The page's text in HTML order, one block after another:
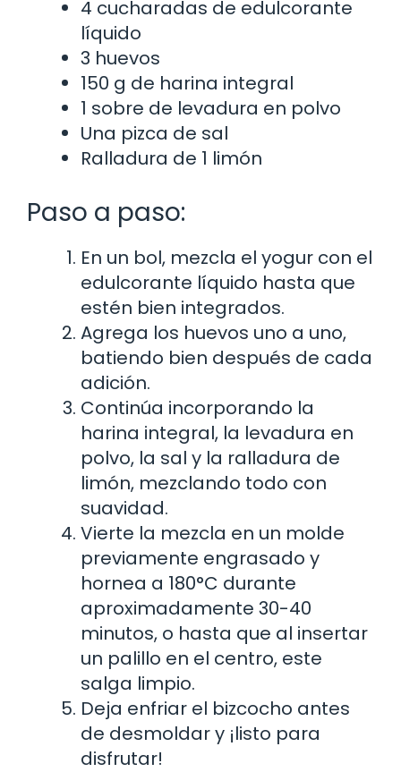
4 cucharadas de edulcorante
líquido
3 huevos
150 g de harina integral
1 sobre de levadura en polvo
Una pizca de sal
Ralladura de 1 limón
Paso a paso:
En un bol, mezcla el yogur con el
edulcorante líquido hasta que
estén bien integrados.
Agrega los huevos uno a uno,
batiendo bien después de cada
adición.
Continúa incorporando la
harina integral, la levadura en
polvo, la sal y la ralladura de
limón, mezclando todo con
suavidad.
Vierte la mezcla en un molde
previamente engrasado y
hornea a 180°C durante
aproximadamente 30-40
minutos, o hasta que al insertar
un palillo en el centro, este
salga limpio.
Deja enfriar el bizcocho antes
de desmoldar y ¡listo para
disfrutar!